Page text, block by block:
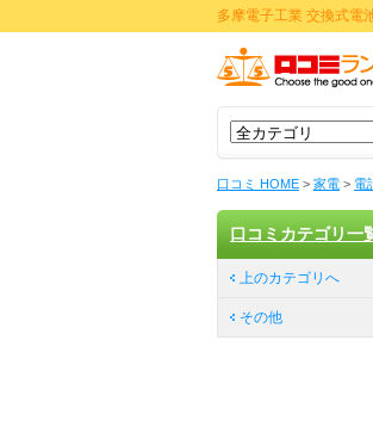
多摩電子工業 交換式電
口コミ HOME > 家電 > 電
口コミカテゴリ一
上のカテゴリへ
その他